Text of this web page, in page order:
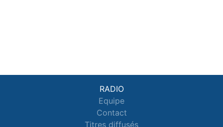
RADIO
Equipe
Contact
Titres diffusés